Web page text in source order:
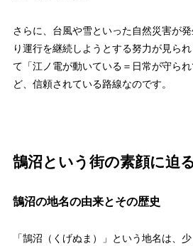
さらに、台風や雪といった自然災害が
り運行を継続しようとする努力が見ら
て「江ノ電が動いている＝日常が守ら
ど、信頼されている路線なのです。
鵠沼という街の素顔に迫る
鵠沼の地名の由来とその歴史
「鵠沼（くげぬま）」という地名は、